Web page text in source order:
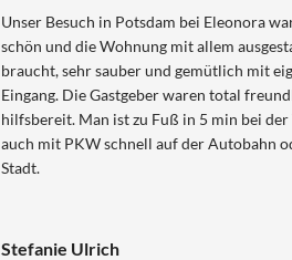
Unser Besuch in Potsdam bei Eleonora
schön und die Wohnung mit allem
braucht, sehr sauber und gemütlich mit
Eingang. Die Gastgeber waren total
hilfsbereit. Man ist zu Fuß in 5 min bei der
auch mit PKW schnell auf der Autobahn
Stadt.
Stefanie Ulrich